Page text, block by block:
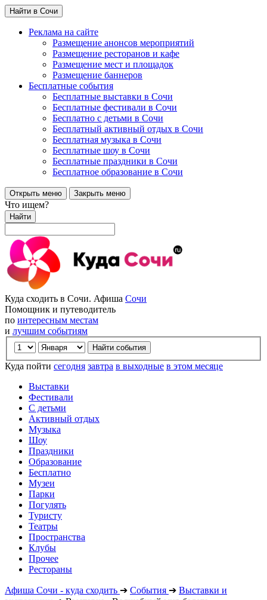
Найти в Сочи
Реклама на сайте
Размещение анонсов мероприятий
Размещение ресторанов и кафе
Размещение мест и площадок
Размещение баннеров
Бесплатные события
Бесплатные выставки в Сочи
Бесплатные фестивали в Сочи
Бесплатно с детьми в Сочи
Бесплатный активный отдых в Сочи
Бесплатная музыка в Сочи
Бесплатные шоу в Сочи
Бесплатные праздники в Сочи
Бесплатное образование в Сочи
Открыть меню Закрыть меню
Что ищем?
Найти
Куда сходить в Сочи. Афиша Сочи
Помощник и путеводитель
по интересным местам
и лучшим событиям
Куда пойти сегодня завтра в выходные в этом месяце
Выставки
Фестивали
С детьми
Активный отдых
Музыка
Шоу
Праздники
Образование
Бесплатно
Музеи
Парки
Погулять
Туристу
Театры
Пространства
Клубы
Прочее
Рестораны
Афиша Сочи - куда сходить ➔ События ➔ Выставки и